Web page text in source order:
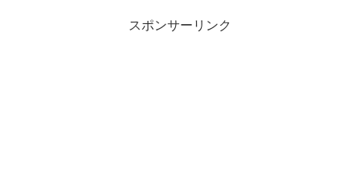
スポンサーリンク